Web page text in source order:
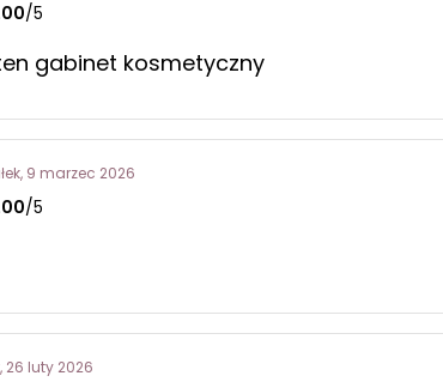
/5
gabinet kosmetyczny
9 marzec 2026
/5
26 luty 2026